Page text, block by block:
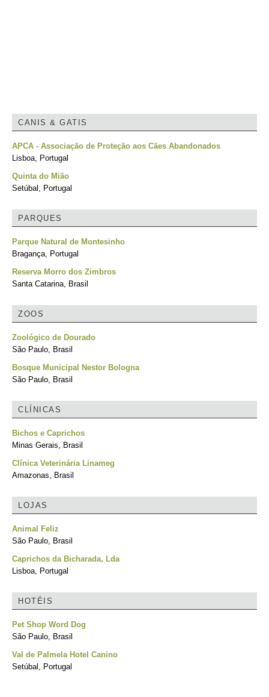
CANIS & GATIS
APCA - Associação de Proteção aos Cães Abandonados
Lisboa, Portugal
Quinta do Mião
Setúbal, Portugal
PARQUES
Parque Natural de Montesinho
Bragança, Portugal
Reserva Morro dos Zimbros
Santa Catarina, Brasil
ZOOS
Zoológico de Dourado
São Paulo, Brasil
Bosque Municipal Nestor Bologna
São Paulo, Brasil
CLÍNICAS
Bichos e Caprichos
Minas Gerais, Brasil
Clínica Veterinária Linameg
Amazonas, Brasil
LOJAS
Animal Feliz
São Paulo, Brasil
Caprichos da Bicharada, Lda
Lisboa, Portugal
HOTÉIS
Pet Shop Word Dog
São Paulo, Brasil
Val de Palmela Hotel Canino
Setúbal, Portugal